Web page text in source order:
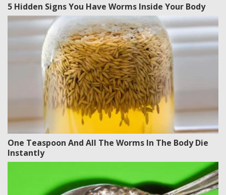
5 Hidden Signs You Have Worms Inside Your Body
One Teaspoon And All The Worms In The Body Die
Instantly